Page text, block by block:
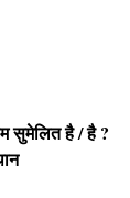
सुमेलित है / है ?